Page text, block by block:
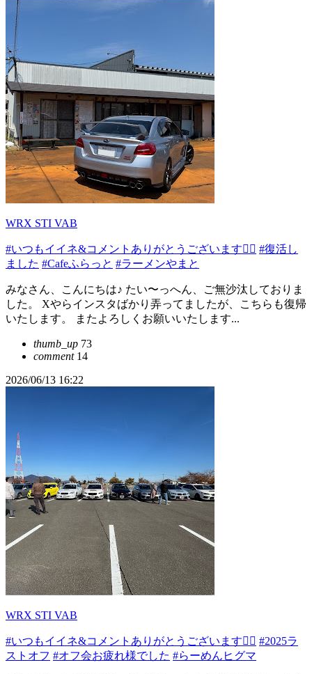
WRX STI VAB
#いつもイイネ&コメントありがとうございます🙇‍♂️ #復活し
ました #Cafeふらっと #ラーメンやまと
みなさん、こんにちは♪ たい〜っへん、ご無沙汰しておりま
した。 Xやらインスタばかり弄ってましたが、こちらも復帰
いたします。 またよろしくお願いいたします...
thumb_up 73
comment14
2026/06/13 16:22
WRX STI VAB
#いつもイイネ&コメントありがとうございます🙇‍♂️ #2025ラ
ストオフ #オフ会お疲れ様でした #らーめんヒグマ